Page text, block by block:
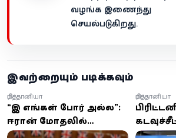
வழங்க இணைந்து
செயல்படுகிறது.
இவற்றையும் படிக்கவும்
“இது எங்கள் போர் அல்ல”:
ஈரான் மோதலில்
தலையிட பிரிட்டன் மறுப்பு
பிரித்தானியா
இரட்டை
பிரித்தானியா